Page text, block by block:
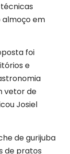
em
foi
e
vetor de
Josiel
de gurijuba
de pratos